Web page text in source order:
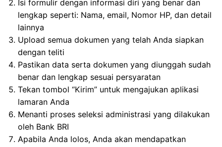
Isi formulir dengan informasi diri yang benar dan
lengkap seperti: Nama, email, Nomor HP, dan detail
lainnya
Upload semua dokumen yang telah Anda siapkan
dengan teliti
Pastikan data serta dokumen yang diunggah sudah
benar dan lengkap sesuai persyaratan
Tekan tombol “Kirim” untuk mengajukan aplikasi
lamaran Anda
Menanti proses seleksi administrasi yang dilakukan
oleh Bank BRI
Apabila Anda lolos, Anda akan mendapatkan